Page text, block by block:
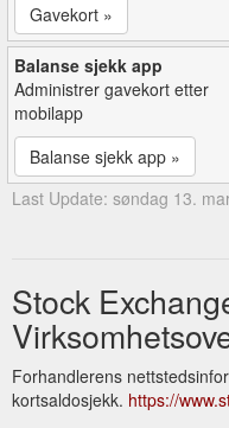
Gavekort »
Balanse sjekk app
Administrer gavekort etter
mobilapp
Balanse sjekk app »
Last Update: søndag 13.
Stock
Forhandlerens
kortsaldosjekk. https://